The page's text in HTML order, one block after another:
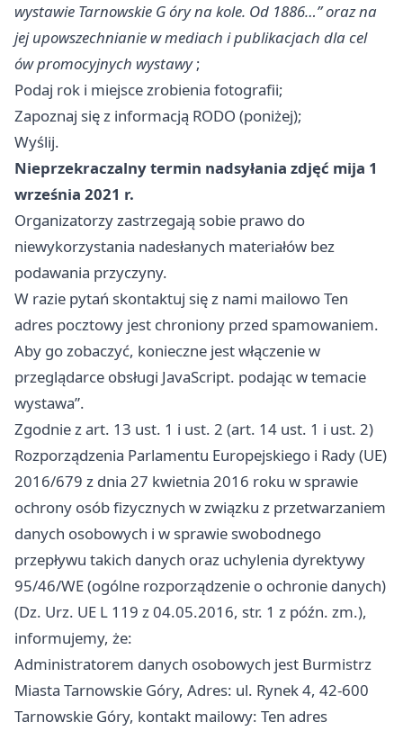
wystawie Tarnowskie Góry na kole. Od 1886…” oraz na
jej upowszechnianie w mediach i publikacjach dla cel
ów promocyjnych wystawy;
Podaj rok i miejsce zrobienia fotografii;
Zapoznaj się z informacją RODO (poniżej);
Wyślij.
Nieprzekraczalny termin nadsyłania zdjęć mija 1
września 2021 r.
Organizatorzy zastrzegają sobie prawo do
niewykorzystania nadesłanych materiałów bez
podawania przyczyny.
W razie pytań skontaktuj się z nami mailowo Ten
adres pocztowy jest chroniony przed spamowaniem.
Aby go zobaczyć, konieczne jest włączenie w
przeglądarce obsługi JavaScript. podając w temacie
wystawa”.
Zgodnie z art. 13 ust. 1 i ust. 2 (art. 14 ust. 1 i ust. 2)
Rozporządzenia Parlamentu Europejskiego i Rady (UE)
2016/679 z dnia 27 kwietnia 2016 roku w sprawie
ochrony osób fizycznych w związku z przetwarzaniem
danych osobowych i w sprawie swobodnego
przepływu takich danych oraz uchylenia dyrektywy
95/46/WE (ogólne rozporządzenie o ochronie danych)
(Dz. Urz. UE L 119 z 04.05.2016, str. 1 z późn. zm.),
informujemy, że:
Administratorem danych osobowych jest Burmistrz
Miasta Tarnowskie Góry, Adres: ul. Rynek 4, 42-600
Tarnowskie Góry, kontakt mailowy: Ten adres